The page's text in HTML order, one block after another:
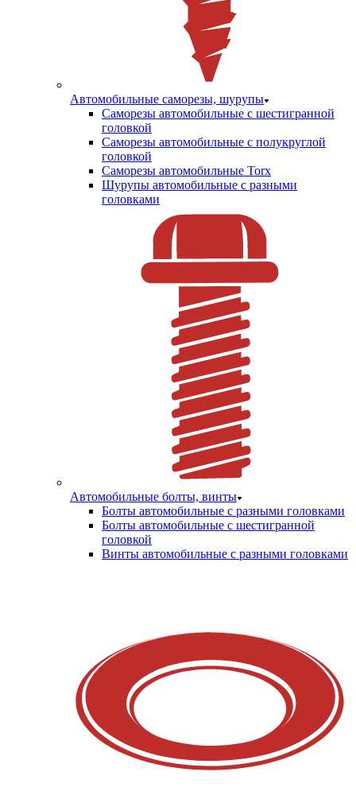
Автомобильные саморезы, шурупы
Саморезы автомобильные с шестигранной
головкой
Саморезы автомобильные с полукруглой
головкой
Саморезы автомобильные Torx
Шурупы автомобильные с разными
головками
Автомобильные болты, винты
Болты автомобильные с разными головками
Болты автомобильные с шестигранной
головкой
Винты автомобильные с разными головками